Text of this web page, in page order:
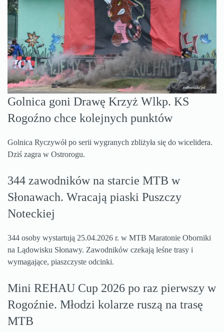
Golnica goni Drawę Krzyż Wlkp. KS
Rogoźno chce kolejnych punktów
Golnica Ryczywół po serii wygranych zbliżyła się do wicelidera.
Dziś zagra w Ostrorogu.
344 zawodników na starcie MTB w
Słonawach. Wracają piaski Puszczy
Noteckiej
344 osoby wystartują 25.04.2026 r. w MTB Maratonie Oborniki
na Lądowisku Słonawy. Zawodników czekają leśne trasy i
wymagające, piaszczyste odcinki.
Mini REHAU Cup 2026 po raz pierwszy w
Rogoźnie. Młodzi kolarze ruszą na trasę
MTB